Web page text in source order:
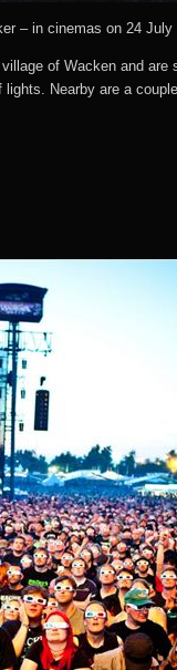
– in cinemas on 24 July
of Wacken and are
Nearby are a